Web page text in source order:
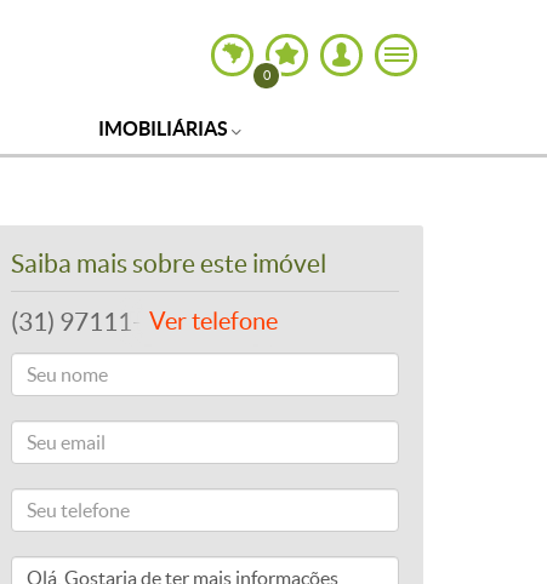
0
IMOBILIÁRIAS
Saiba mais sobre este imóvel
(31) 97111-1500Ver telefone